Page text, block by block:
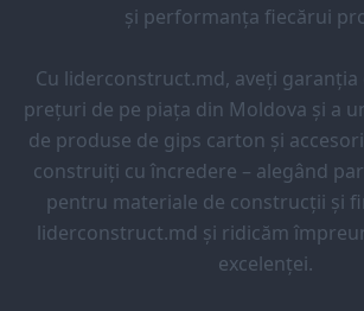
și performanța fiecărui
Cu liderconstruct.md, aveți
prețuri de pe piața din Moldova și a
de produse de gips carton și
construiți cu încredere – alegând
pentru materiale de construcții și
liderconstruct.md și ridicăm
excelenței.